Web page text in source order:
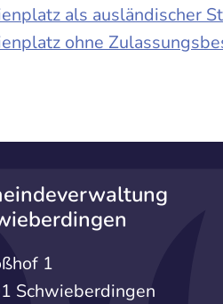
als ausländischer
ohne
1
Schwieberdingen